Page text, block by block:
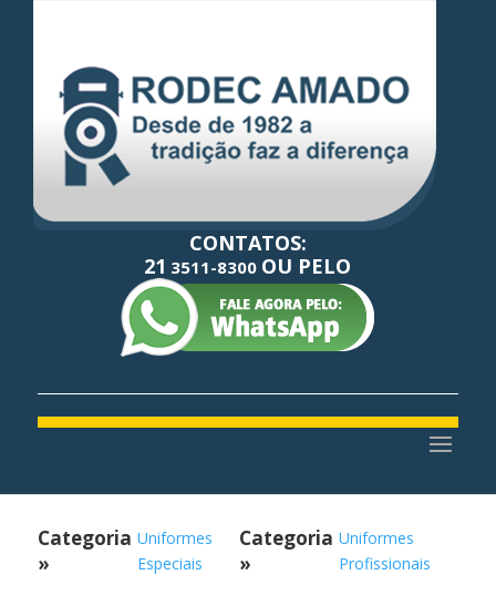
CONTATOS:
21 3511-8300 OU PELO
Categoria
»
Uniformes
Especiais
Categoria
»
Uniformes
Profissionais